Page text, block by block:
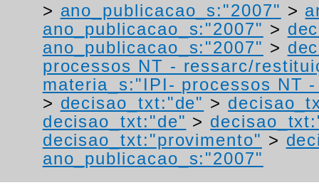
> ano_publicacao_s:"2007" >
ano_publicacao_s:"2007" >
ano_publicacao_s:"2007" >
processos NT - ressarc/
materia_s:"IPI- processos NT
> decisao_txt:"de" >
decisao_txt:"de" >
decisao_txt:"provimento" >
ano_publicacao_s:"2007"